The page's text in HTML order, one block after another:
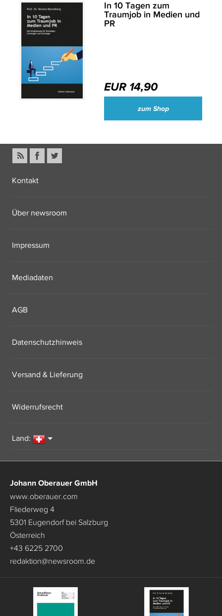
In 10 Tagen zum
Traumjob in Medien und
PR
EUR 14,90
zum Shop
Kontakt
Über newsroom
Impressum
Mediadaten
AGB
Datenschutzhinweis
Versand & Lieferung
Widerrufsrecht
Land:
Johann Oberauer GmbH
www.oberauer.com
Fliederweg 4
5301 Eugendorf bei Salzburg
Österreich
+43 6225 2700
redaktion@newsroom.de